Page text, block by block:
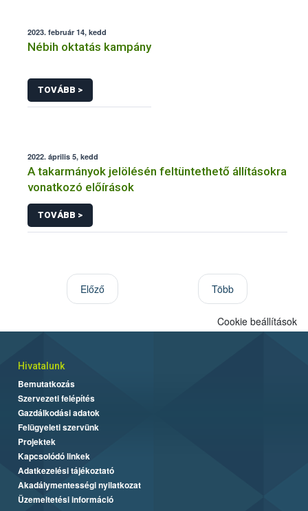
2023. február 14, kedd
Nébih oktatás kampány
TOVÁBB >
2022. április 5, kedd
A takarmányok jelölésén feltüntethető állításokra
vonatkozó előírások
TOVÁBB >
Előző Több
Cookie beállítások
Hivatalunk
Bemutatkozás
Szervezeti felépítés
Gazdálkodási adatok
Felügyeleti szervünk
Projektek
Kapcsolódó linkek
Adatkezelési tájékoztató
Akadálymentességi nyilatkozat
Üzemeltetési információ